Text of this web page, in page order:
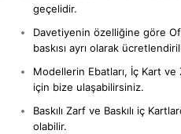
geçelidir.
Davetiyenin özelliğine göre
baskısı ayrı olarak
Modellerin Ebatları, İç Kart ve
için bize ulaşabilirsiniz.
Baskılı Zarf ve Baskılı iç
olabilir.